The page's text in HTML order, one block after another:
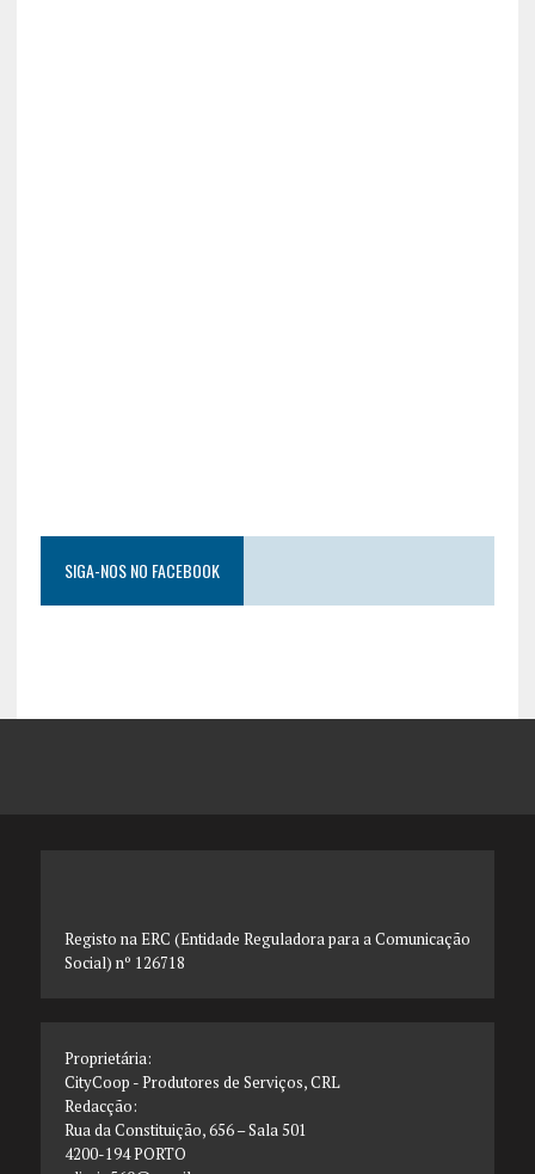
SIGA-NOS NO FACEBOOK
Registo na ERC (Entidade Reguladora para a Comunicação
Social) nº 126718
Proprietária:
CityCoop - Produtores de Serviços, CRL
Redacção:
Rua da Constituição, 656 – Sala 501
4200-194 PORTO